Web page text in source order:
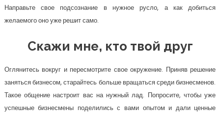
Направьте свое подсознание в нужное русло, а как добиться
желаемого оно уже решит само.
Скажи мне, кто твой друг
Оглянитесь вокруг и пересмотрите свое окружение. Приняв решение
заняться бизнесом, старайтесь больше вращаться среди бизнесменов.
Такое общение настроит вас на нужный лад. Попросите, чтобы уже
успешные бизнесмены поделились с вами опытом и дали ценные